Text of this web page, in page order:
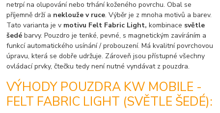
netrpí na olupování nebo trhání koženého povrchu. Obal se
příjemně drží a neklouže v ruce. Výběr je z mnoha motivů a barev.
Tato varianta je v motivu Felt Fabric Light,kombinace světle
šedébarvy. Pouzdro je tenké, pevné, s magnetickým zavíráním a
funkcí automatického usínání / probouzení. Má kvalitní povrchovou
úpravu, která se dobře udržuje. Zároveň jsou přístupné všechny
ovládací prvky, čtečku tedy není nutné vyndávat z pouzdra.
VÝHODY POUZDRA KW MOBILE -
FELT FABRIC LIGHT (SVĚTLE ŠEDÉ):